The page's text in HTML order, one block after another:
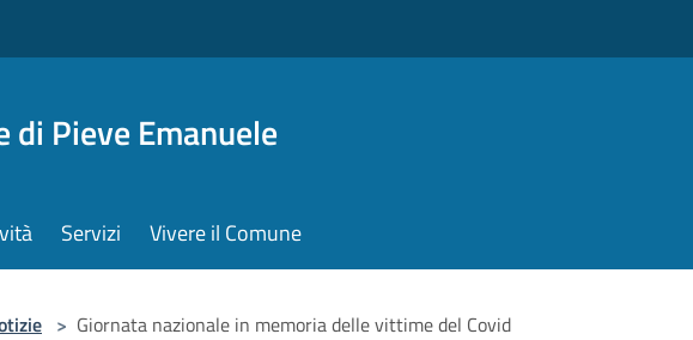
di Pieve Emanuele
Servizi Vivere il Comune
> Giornata nazionale in memoria delle vittime del Covid